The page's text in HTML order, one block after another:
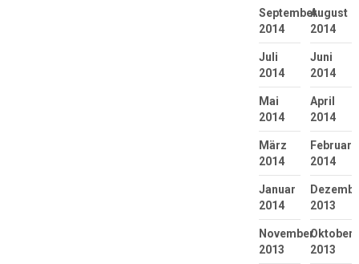
September
2014
August
2014
Juli
2014
Juni
2014
Mai
2014
April
2014
März
2014
Februar
2014
Januar
2014
2013
November
2013
Oktober
2013